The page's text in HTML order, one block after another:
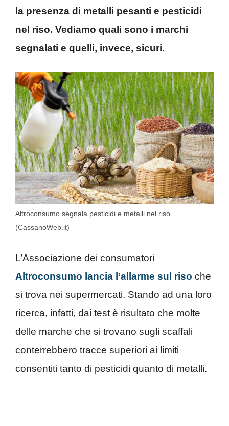
la presenza di metalli pesanti e pesticidi
nel riso. Vediamo quali sono i marchi
segnalati e quelli, invece, sicuri.
Altroconsumo segnala pesticidi e metalli nel riso
(CassanoWeb.it)
L’Associazione dei consumatori
Altroconsumo lancia l’allarme sul riso che
si trova nei supermercati. Stando ad una loro
ricerca, infatti, dai test è risultato che molte
delle marche che si trovano sugli scaffali
conterrebbero tracce superiori ai limiti
consentiti tanto di pesticidi quanto di metalli.